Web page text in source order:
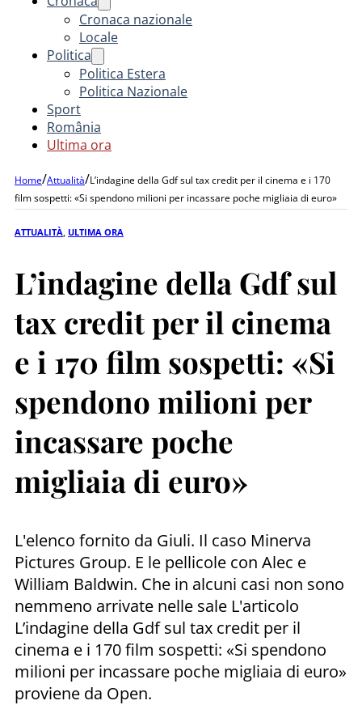
Cronaca nazionale
Locale
Politica
Politica Estera
Politica Nazionale
Sport
România
Ultima ora
Home/Attualità/L’indagine della Gdf sul tax credit per il cinema e i 170
film sospetti: «Si spendono milioni per incassare poche migliaia di euro»
ATTUALITÀ ULTIMA ORA
L’indagine della Gdf sul
tax credit per il cinema
e i 170 film sospetti: «Si
spendono milioni per
incassare poche
migliaia di euro»
L'elenco fornito da Giuli. Il caso Minerva
Pictures Group. E le pellicole con Alec e
William Baldwin. Che in alcuni casi non sono
nemmeno arrivate nelle sale L'articolo
L’indagine della Gdf sul tax credit per il
cinema e i 170 film sospetti: «Si spendono
milioni per incassare poche migliaia di euro»
proviene da Open.